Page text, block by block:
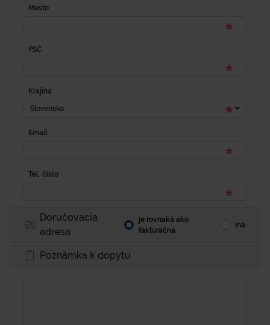
Mesto
PSČ
Krajina
Slovensko
Email
Tel. číslo
Doručovacia
adresa
je rovnaká ako
fakturačná
Iná
Poznámka k dopytu